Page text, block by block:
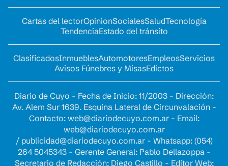
Cartas del lectorOpinionSocialesSaludTecnología
TendenciaEstado del tránsito
ClasificadosInmueblesAutomotoresEmpleosServicios
Avisos Fúnebres y MisasEdictos
Diario de Cuyo - Fecha de Inicio: 11/2003 - Dirección:
Av. Alem Sur 1639. Esquina Lateral de Circunvalación -
Contacto: web@diariodecuyo.com.ar- Email:
web@diariodecuyo.com.ar
/ publicidad@diariodecuyo.com.ar- Whatsapp: (054)
264 5045343 - Gerente General: Pablo Dellazoppa -
Secretario de Redacción: Diego Castillo - Editor Web: